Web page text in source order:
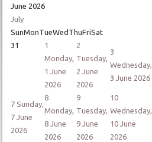
June 2026
July
SunMonTueWed ThuFriSat
31
1
Monday,
1 June
2026
2
Tuesday,
2 June
2026
3
Wednesday,
3 June 2026
7 Sunday,
7 June
2026
8
Monday,
8 June
2026
9
Tuesday,
9 June
2026
10
Wednesday,
10 June
2026